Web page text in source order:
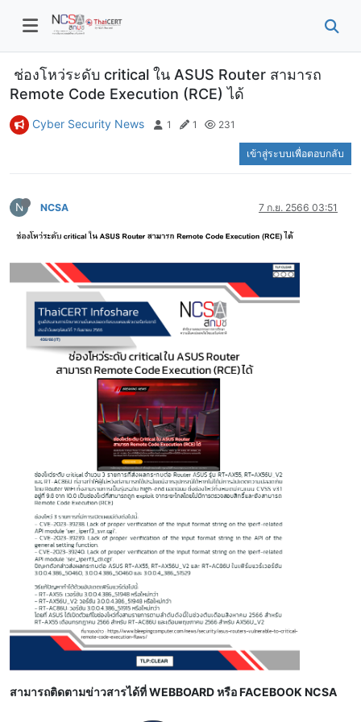
ช่องโหว่ระดับ critical ใน ASUS Router สามารถ
Remote Code Execution (RCE) ได้
Cyber Security News 1 1 231
เข้าสู่ระบบเพื่อตอบกลับ
N NCSA 7 ก.ย. 2566 03:51
สามารถติดตามข่าวสารได้ที่ WEBBOARD หรือ FACEBOOK NCSA